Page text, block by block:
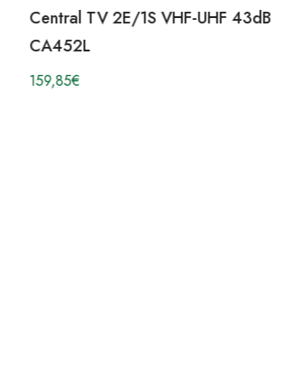
Central TV 2E/1S VHF-UHF 43dB
CA452L
159,85€